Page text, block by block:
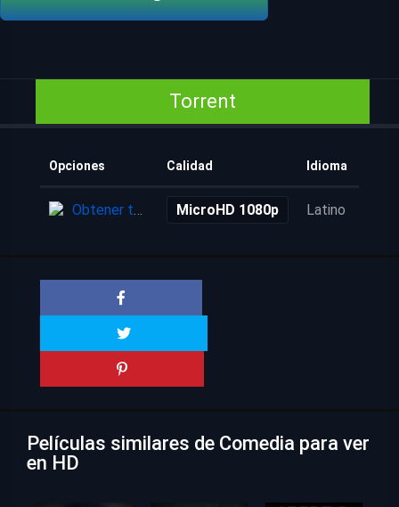
Torrent
Opciones Calidad Idioma
Obtener torrent MicroHD 1080p Latino
Películas similares de Comedia para ver
en HD